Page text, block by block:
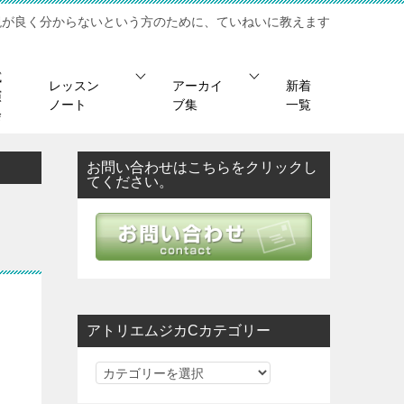
良く分からないという方のために、ていねいに教えます
レッスン
ノート
アーカイ
ブ集
新着
一覧
お問い合わせはこちらをクリックし
てください。
アトリエムジカCカテゴリー
ア